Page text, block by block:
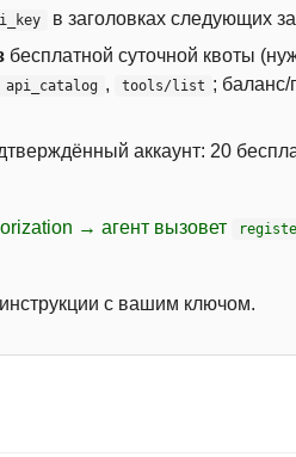
в заголовках следующих
бесплатной суточной квоты
api_catalog , tools/list ;
аккаунт: 20
→ агент вызовет
с вашим ключом.